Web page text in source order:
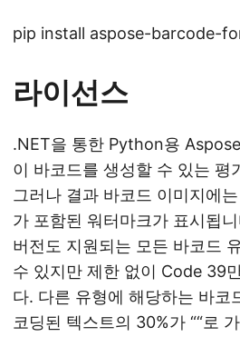
pip install aspose-barcode-
라이선스
.NET을 통한 Python용
이 바코드를 생성할 수 있는 평
그러나 결과 바코드 이미지에
가 포함된 워터마크가 표시됩
버전도 지원되는 모든 바코드
수 있지만 제한 없이 Code 39
다. 다른 유형에 해당하는 바코
코딩된 텍스트의 30%가 ““로